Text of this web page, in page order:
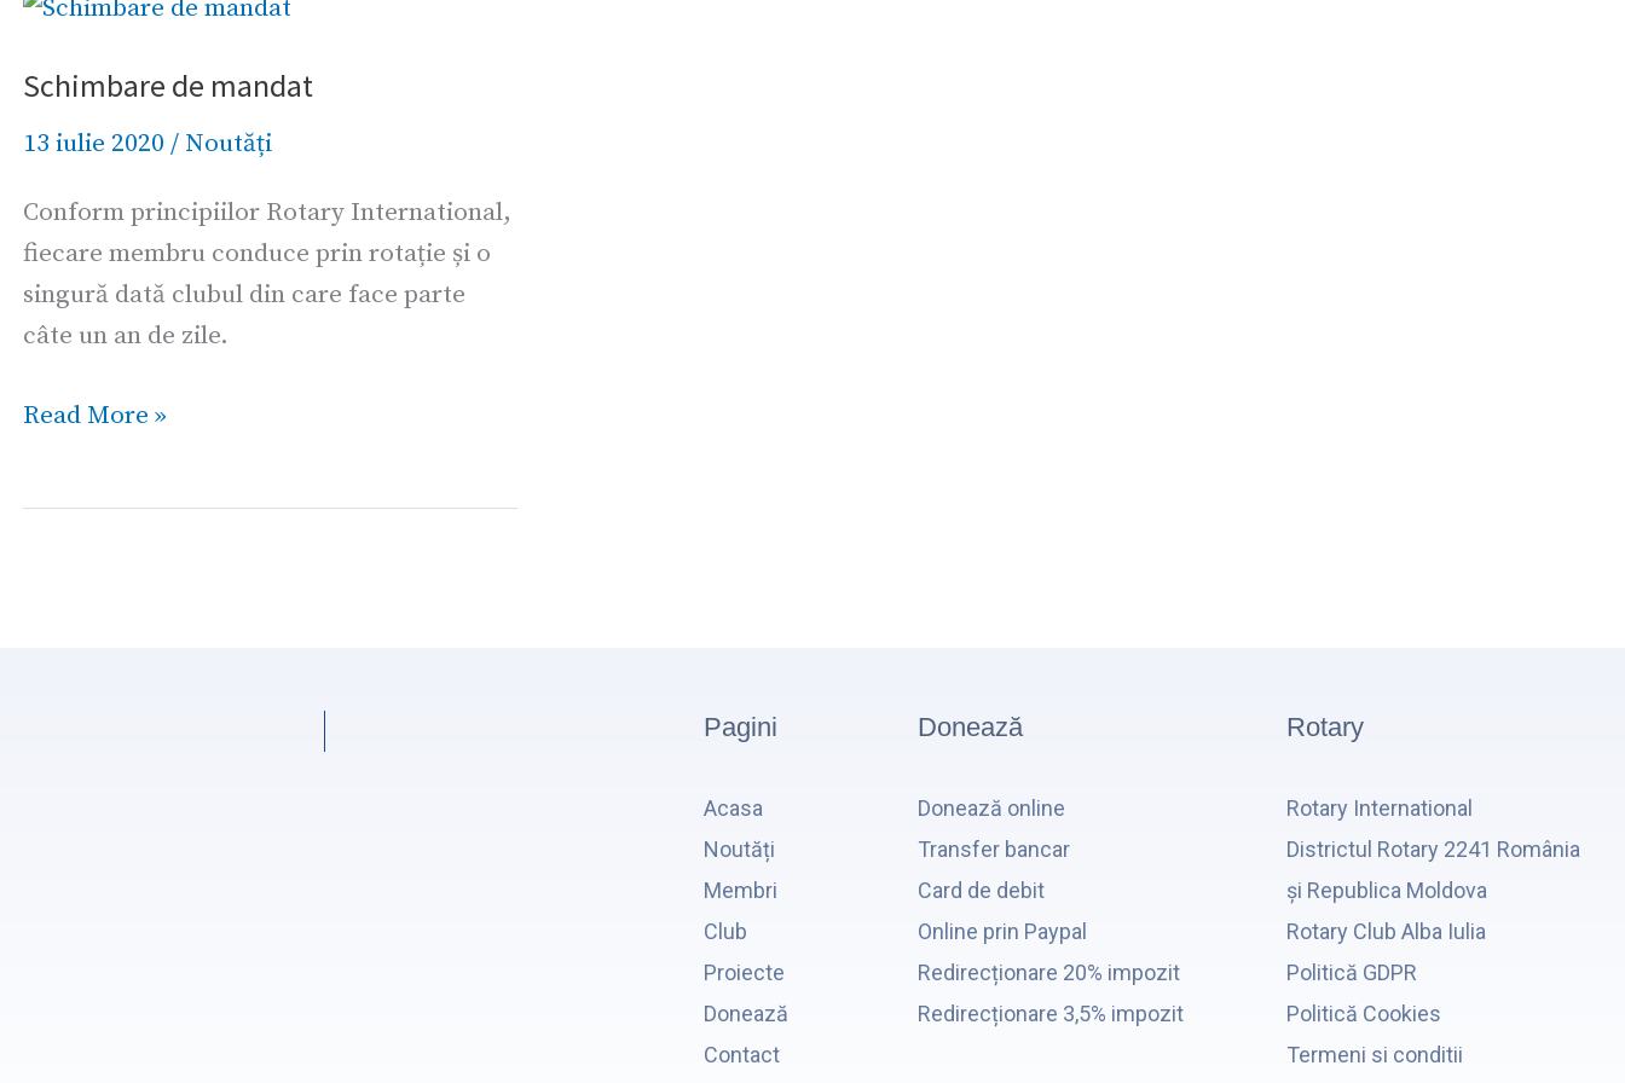
Schimbare de mandat
13 iulie 2020 / Noutăți
Conform principiilor Rotary International,
fiecare membru conduce prin rotație și o
singură dată clubul din care face parte
câte un an de zile.
mandat
Read More »
Pagini
Acasa
Noutăți
Membri
Club
Proiecte
Donează
Contact
Donează
Donează online
Transfer bancar
Card de debit
Online prin Paypal
Redirecționare 20% impozit
Redirecționare 3,5% impozit
Rotary
Rotary International
Districtul Rotary 2241 România
și Republica Moldova
Rotary Club Alba Iulia
Politică GDPR
Politică Cookies
Termeni si conditii